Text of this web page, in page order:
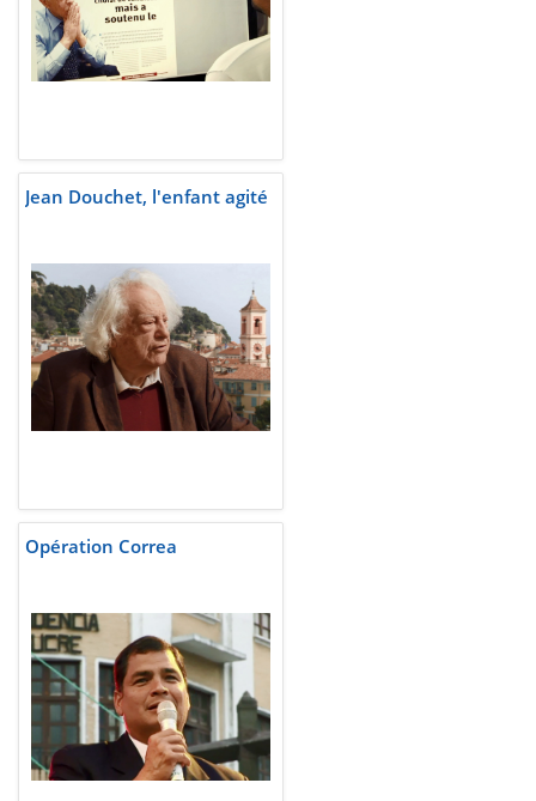
Jean Douchet, l'enfant agité
Opération Correa